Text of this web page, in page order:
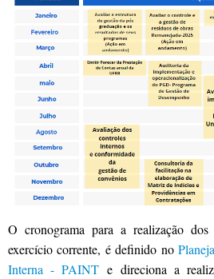
O cronograma para a realização
exercício corrente, é definido no
Interna - PAINT e direciona a